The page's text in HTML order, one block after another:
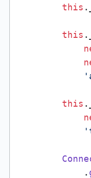
this .
this .
this .
            .